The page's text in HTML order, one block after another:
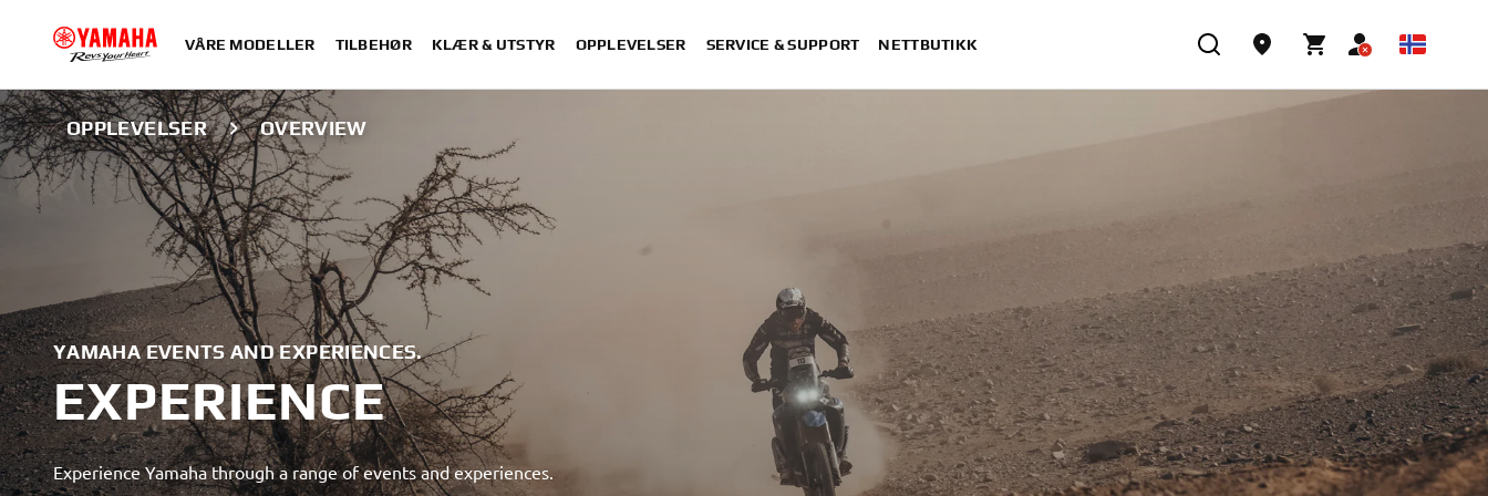
VÅRE MODELLER TILBEHØR KLÆR & UTSTYR OPPLEVELSER SERVICE & SUPPORT NETTBUTIKK
OPPLEVELSER OVERVIEW
YAMAHA EVENTS AND EXPERIENCES.
EXPERIENCE
Experience Yamaha through a range of events and experiences.